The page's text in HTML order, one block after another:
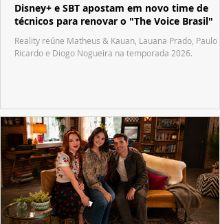
Disney+ e SBT apostam em novo time de
técnicos para renovar o "The Voice Brasil"
Reality reúne Matheus & Kauan, Lauana Prado, Paulo
Ricardo e Diogo Nogueira na temporada 2026.